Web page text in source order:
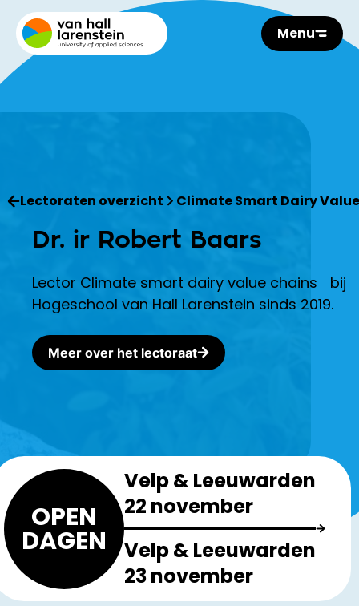
Menu
Lectoraten overzicht Climate Smart Dairy
Dr. ir Robert Baars
Lector Climate smart dairy value chains bij
Hogeschool van Hall Larenstein sinds 2019.
Meer over het lectoraat
OPEN
DAGEN
Velp & Leeuwarden
22 november
Velp & Leeuwarden
23 november